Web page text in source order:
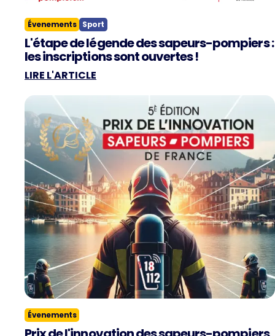
Évenements Sport
L'étape de légende des sapeurs-pompiers :
les inscriptions sont ouvertes !
LIRE L'ARTICLE
Évenements